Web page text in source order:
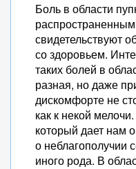
Боль в области
свидетельствуют
со здоровьем.
таких болей в
разная, но даже
дискомфорте не
как к некой
который дает нам
о неблагополучии
иного рода. В